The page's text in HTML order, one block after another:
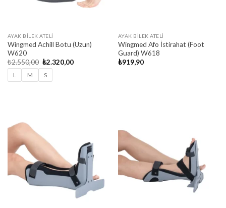
AYAK BILEK ATELI
Wingmed Achill Botu (Uzun)
W620
₺2.550,00 Orijinal
fiyat:
₺2.550,00.
₺2.320,00Şu
L M S
AYAK BILEK ATELI
Wingmed Afo İstirahat (Foot
Guard) W618
₺919,90